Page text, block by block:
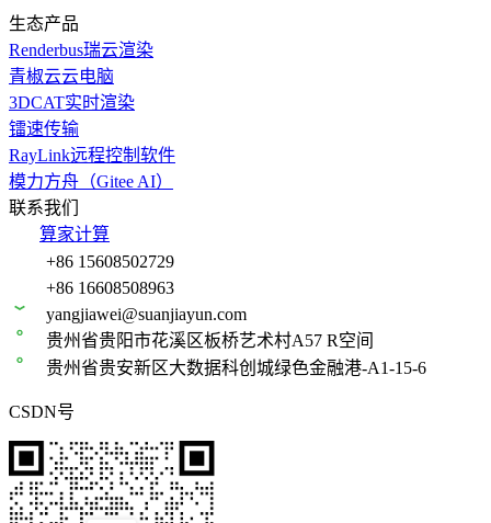
生态产品
Renderbus瑞云渲染
青椒云云电脑
3DCAT实时渲染
镭速传输
RayLink远程控制软件
模力方舟（Gitee AI）
联系我们
算家计算
+86 15608502729
+86 16608508963
yangjiawei@suanjiayun.com
贵州省贵阳市花溪区板桥艺术村A57 R空间
贵州省贵安新区大数据科创城绿色金融港-A1-15-6
CSDN号